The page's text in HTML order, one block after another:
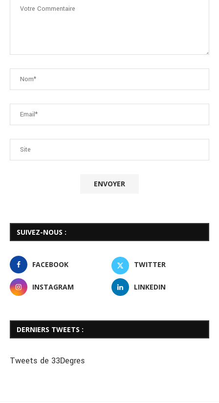
SUIVEZ-NOUS :
FACEBOOK TWITTER
INSTAGRAM LINKEDIN
DERNIERS TWEETS :
Tweets de 33Degres